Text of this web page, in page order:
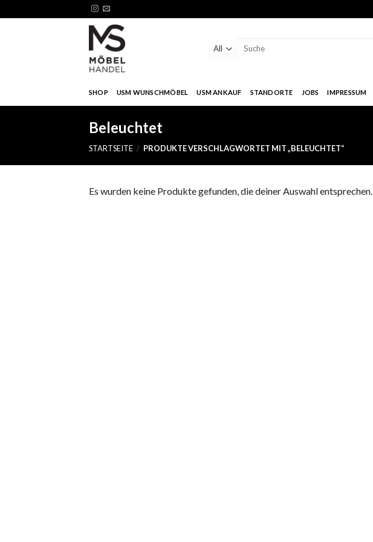
to
Suche
SHOP USM WUNSCHMÖBEL USM ANKAUF STANDORTE JOBS IMPRESSUM
Beleuchtet
STARTSEITE / PRODUKTE VERSCHLAGWORTET MIT „BELEUCHTET“
Es wurden keine Produkte gefunden, die deiner Auswahl entsprechen.